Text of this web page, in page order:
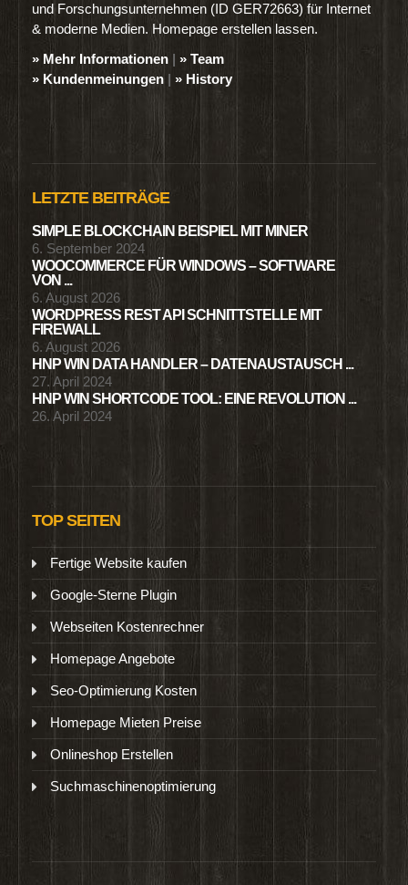
und Forschungsunternehmen (ID GER72663) für Internet
& moderne Medien. Homepage erstellen lassen.
» Mehr Informationen | » Team
» Kundenmeinungen | » History
LETZTE BEITRÄGE
SIMPLE BLOCKCHAIN BEISPIEL MIT MINER
6. September 2024
WOOCOMMERCE FÜR WINDOWS – SOFTWARE
VON ...
6. August 2026
WORDPRESS REST API SCHNITTSTELLE MIT
FIREWALL
6. August 2026
HNP WIN DATA HANDLER – DATENAUSTAUSCH ...
27. April 2024
HNP WIN SHORTCODE TOOL: EINE REVOLUTION ...
26. April 2024
TOP SEITEN
Fertige Website kaufen
Google-Sterne Plugin
Webseiten Kostenrechner
Homepage Angebote
Seo-Optimierung Kosten
Homepage Mieten Preise
Onlineshop Erstellen
Suchmaschinenoptimierung